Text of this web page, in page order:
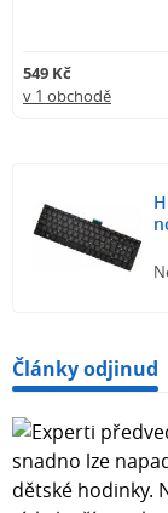
549 Kč
v 1 obchodě
Články odjinud